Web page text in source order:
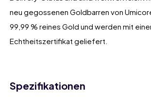
neu gegossenen Goldbarren von
99,99 % reines Gold und werden mit
Echtheitszertifikat geliefert.
Spezifikationen